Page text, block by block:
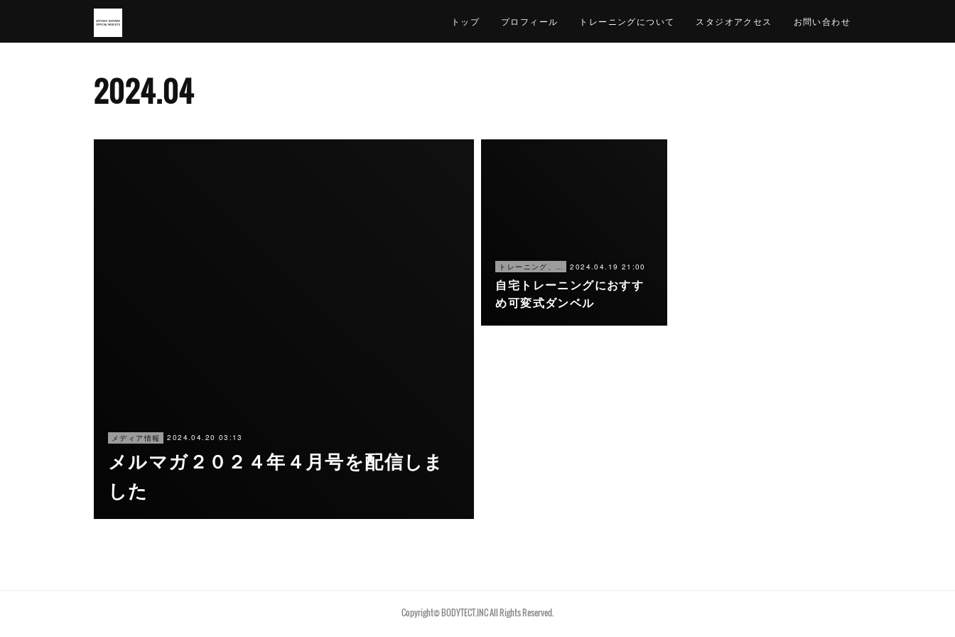
トップ プロフィール トレーニングについて スタジオアクセス お問い合わせ
2024.04
メディア情報 2024.04.20 03:13
メルマガ２０２４年４月号を配信しま
した
トレーニング、仕事 2024.04.19 21:00
自宅トレーニングにおすす
め可変式ダンベル
Copyright©︎ BODYTECT.INC All Rights Reserved.